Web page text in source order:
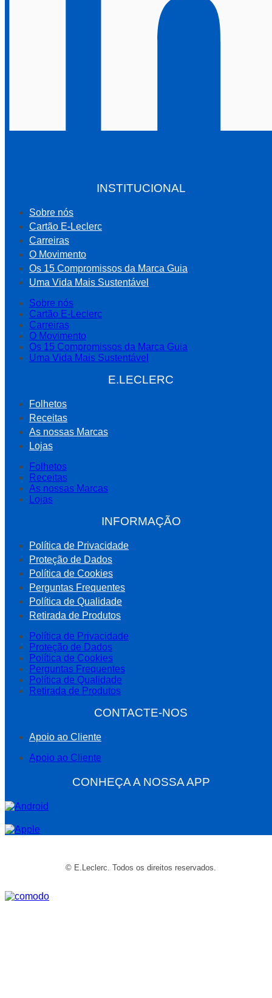
INSTITUCIONAL
Sobre nós
Cartão E-Leclerc
Carreiras
O Movimento
Os 15 Compromissos da Marca Guia
Uma Vida Mais Sustentável
Sobre nós
Cartão E-Leclerc
Carreiras
O Movimento
Os 15 Compromissos da Marca Guia
Uma Vida Mais Sustentável
E.LECLERC
Folhetos
Receitas
As nossas Marcas
Lojas
Folhetos
Receitas
As nossas Marcas
Lojas
INFORMAÇÃO
Política de Privacidade
Proteção de Dados
Política de Cookies
Perguntas Frequentes
Política de Qualidade
Retirada de Produtos
Política de Privacidade
Proteção de Dados
Política de Cookies
Perguntas Frequentes
Política de Qualidade
Retirada de Produtos
CONTACTE-NOS
Apoio ao Cliente
Apoio ao Cliente
CONHEÇA A NOSSA APP
© E.Leclerc. Todos os direitos reservados.